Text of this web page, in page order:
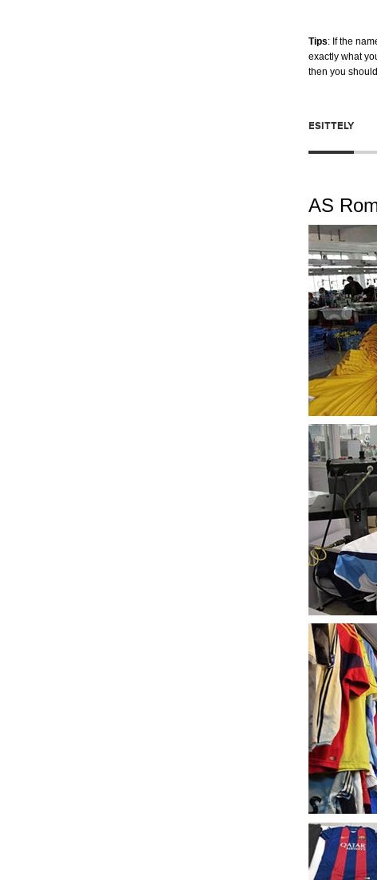
Tips: If the
exactly what
then you
ESITTELY
AS